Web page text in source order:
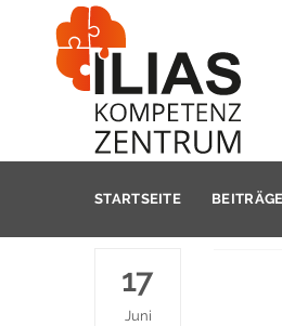
STARTSEITE BEITRÄGE
17
Juni